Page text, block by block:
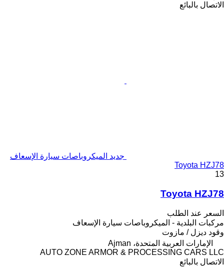
الاتصال بالبائع
جديد الميكروباصات سيارة الإسعاف
Toyota HZJ78
13
Toyota HZJ78
السعر عند الطلب
مركبات البلدية - الميكروباصات سيارة الإسعاف
وقود ديزل / مازوت
الإمارات العربية المتحدة، Ajman
AUTO ZONE ARMOR & PROCESSING CARS LLC
الاتصال بالبائع